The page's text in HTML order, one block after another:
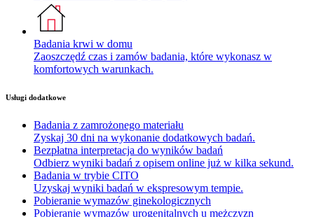
Badania krwi w domu
Zaoszczędź czas i zamów badania, które wykonasz w
komfortowych warunkach.
Usługi dodatkowe
Badania z zamrożonego materiału
Zyskaj 30 dni na wykonanie dodatkowych badań.
Bezpłatna interpretacja do wyników badań
Odbierz wyniki badań z opisem online już w kilka sekund.
Badania w trybie CITO
Uzyskaj wyniki badań w ekspresowym tempie.
Pobieranie wymazów ginekologicznych
Pobieranie wymazów urogenitalnych u mężczyzn